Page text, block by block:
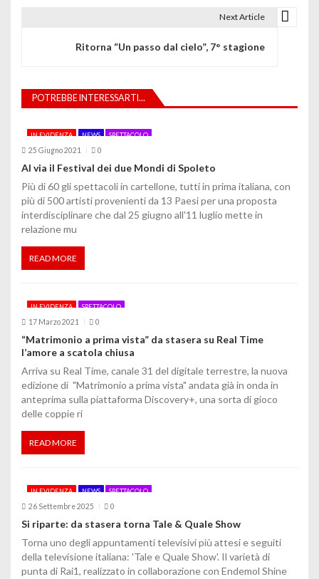
o
n
e
a
r
t
c
o
l
i
Next Article
Ritorna “Un passo dal cielo”, 7° stagione
POTREBBE INTERESSARTI...
IN EVIDENZA NEWS SPETTACOLO
25 Giugno 2021 0
Al via il Festival dei due Mondi di Spoleto
Più di 60 gli spettacoli in cartellone, tutti in prima italiana, con
più di 500 artisti provenienti da 13 Paesi per una proposta
interdisciplinare che dal 25 giugno all'11 luglio mette in
relazione mu
READ MORE
IN EVIDENZA SPETTACOLO
17 Marzo 2021 0
“Matrimonio a prima vista” da stasera su Real Time
l’amore a scatola chiusa
Arriva su Real Time, canale 31 del digitale terrestre, la nuova
edizione di "Matrimonio a prima vista" andata già in onda in
anteprima sulla piattaforma Discovery+, una sorta di gioco
delle coppie ri
READ MORE
IN EVIDENZA NEWS SPETTACOLO
26 Settembre 2025 0
Si riparte: da stasera torna Tale & Quale Show
Torna uno degli appuntamenti televisivi più attesi e seguiti
della televisione italiana: 'Tale e Quale Show'. Il varietà di
punta di Rai1, realizzato in collaborazione con Endemol Shine